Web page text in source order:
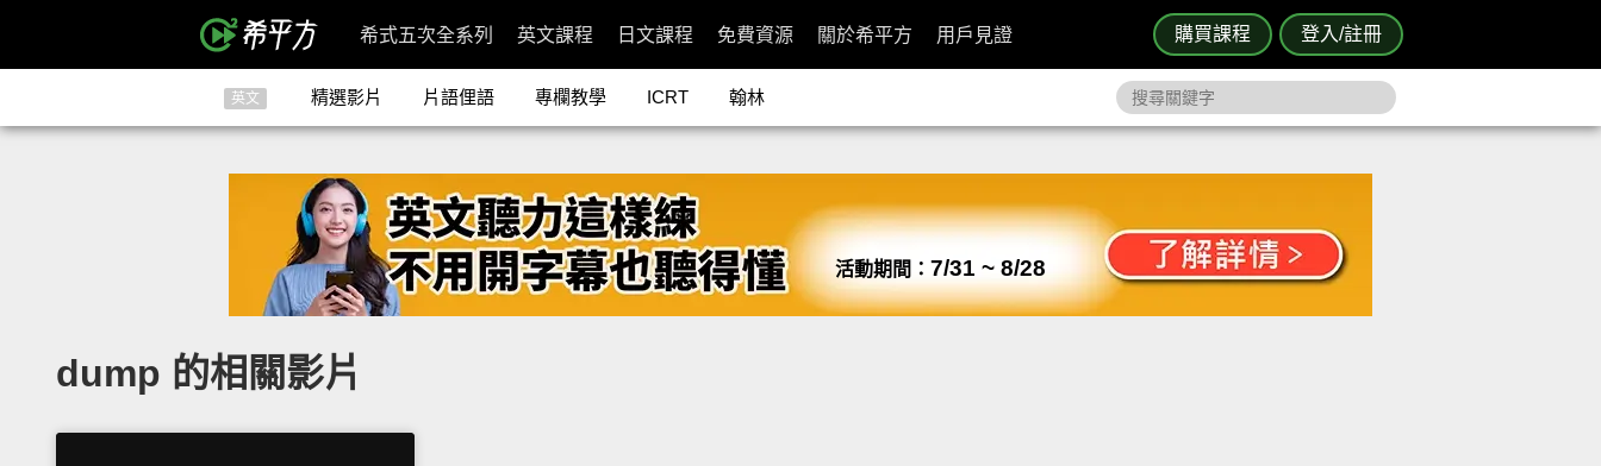
購買課程 登入/註冊
希式五次全系列 英文課程 日文課程 免費資源 關於希平方 用戶見證
英文 精選影片 片語俚語 專欄教學 ICRT 翰林
活動期間： 7/31 ~ 8/28
dump 的相關影片